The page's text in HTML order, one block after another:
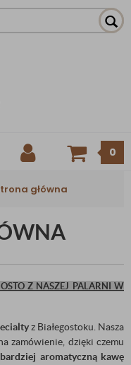
0
główna
Z NASZEJ PALARNI W
z Białegostoku. Nasza
zamówienie, dzięki czemu
aromatyczną kawę